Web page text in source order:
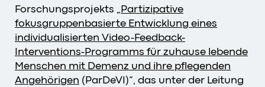
Forschungsprojekts „ Partizipative
fokusgruppenbasierte Entwicklung eines
individualisierten Video-Feedback-
Interventions-Programms für zuhause lebende
Menschen mit Demenz und ihre pflegenden
Angehörigen (ParDeVI)“, das unter der Leitung